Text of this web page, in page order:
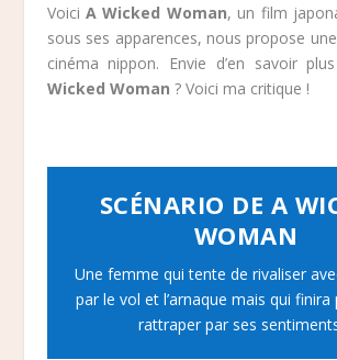
Voici A Wicked Woman, un film
sous ses apparences, nous propose
cinéma nippon. Envie d’en savoir
Wicked Woman ? Voici ma critique !
SCÉNARIO DE A
WOMAN
Une femme qui tente de rivaliser
par le vol et l’arnaque mais qui finira
rattraper par ses